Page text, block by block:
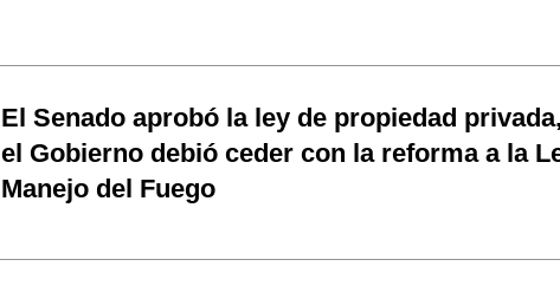
El Senado aprobó la ley de propiedad
el Gobierno debió ceder con la reforma a la
Manejo del Fuego